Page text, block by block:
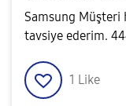
Samsung Müşteri
tavsiye ederim.
1 Like